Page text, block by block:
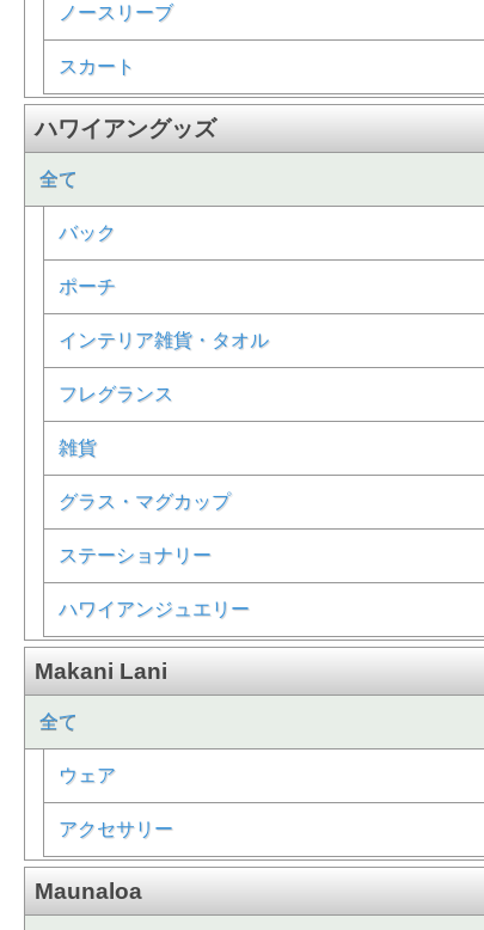
ノースリーブ
スカート
ハワイアングッズ
全て
バック
ポーチ
インテリア雑貨・タオル
フレグランス
雑貨
グラス・マグカップ
ステーショナリー
ハワイアンジュエリー
Makani Lani
全て
ウェア
アクセサリー
Maunaloa